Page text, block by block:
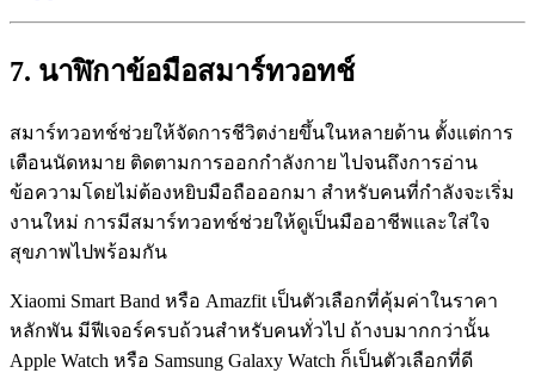
7. นาฬิกาข้อมือสมาร์ทวอทช์
สมาร์ทวอทช์ช่วยให้จัดการชีวิตง่ายขึ้นในหลายด้าน ตั้งแต่การ
เตือนนัดหมาย ติดตามการออกกำลังกาย ไปจนถึงการอ่าน
ข้อความโดยไม่ต้องหยิบมือถือออกมา สำหรับคนที่กำลังจะเริ่ม
งานใหม่ การมีสมาร์ทวอทช์ช่วยให้ดูเป็นมืออาชีพและใส่ใจ
สุขภาพไปพร้อมกัน
Xiaomi Smart Band หรือ Amazfit เป็นตัวเลือกที่คุ้มค่าในราคา
หลักพัน มีฟีเจอร์ครบถ้วนสำหรับคนทั่วไป ถ้างบมากกว่านั้น
Apple Watch หรือ Samsung Galaxy Watch ก็เป็นตัวเลือกที่ดี